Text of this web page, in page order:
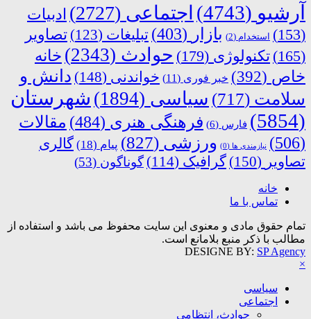
آرشیو (4743) اجتماعی (2727)
ادبیات
(153)
استخدام (2) بازار (403) تبلیغات (123)
تصاویر
(165)
تکنولوژی (179) حوادث (2343)
خانه
خاص (392) خبر فوری (11) خواندنی (148)
دانش و
سلامت (717) سیاسی (1894)
شهرستان
(5854)
فارس (6) فرهنگی هنری (484)
مقالات
(506)
نیازمندی ها (0) ورزشی (827) پیام (18)
گالری
تصاویر (150) گرافیک (114) گوناگون (53)
خانه
تماس با ما
تمام حقوق مادی و معنوی این سایت محفوظ می باشد و استفاده از
مطالب با ذکر منبع بلامانع است.
DESIGNE BY: SP Agency
×
سیاسی
اجتماعی
حوادث، انتظامی